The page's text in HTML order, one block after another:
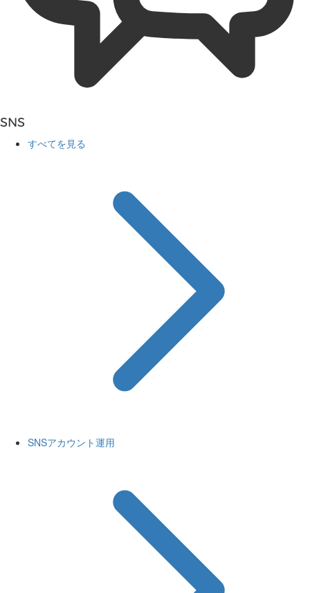
SNS
すべてを見る
SNSアカウント運用